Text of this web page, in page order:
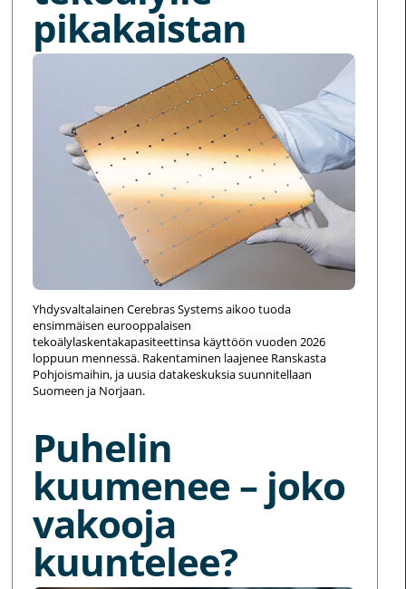
pikakaistan
Yhdysvaltalainen Cerebras Systems aikoo tuoda
ensimmäisen eurooppalaisen
tekoälylaskentakapasiteettinsa käyttöön vuoden 2026
loppuun mennessä. Rakentaminen laajenee Ranskasta
Pohjoismaihin, ja uusia datakeskuksia suunnitellaan
Suomeen ja Norjaan.
Puhelin
kuumenee – joko
vakooja
kuuntelee?